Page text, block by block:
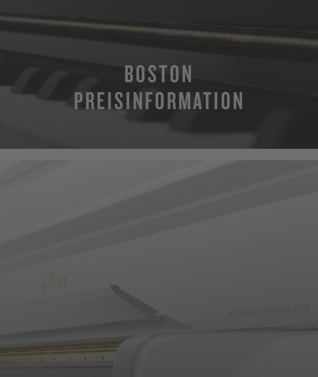
BOSTON
PREISINFORMATION